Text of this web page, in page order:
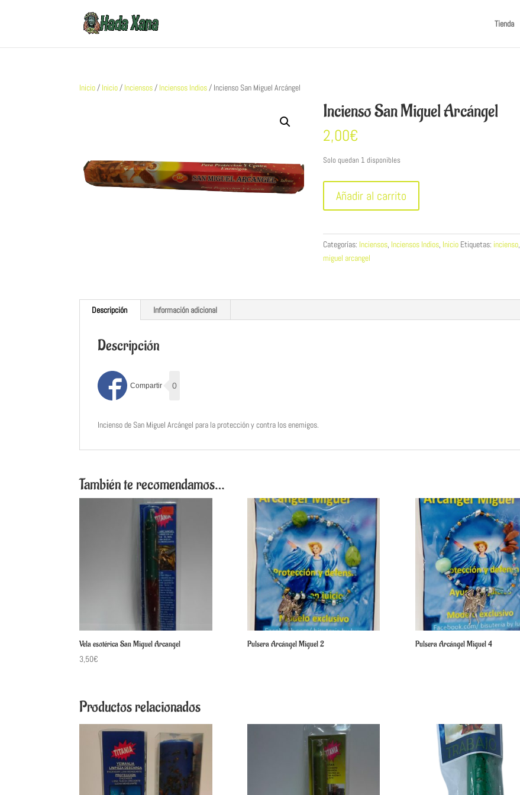
Tienda
Inicio/ Inicio/ Inciensos/ Inciensos Indios/ Incienso San Miguel Arcángel
Incienso San Miguel Arcángel
2,00€
Solo quedan 1 disponibles
Miguel
cantidad
Añadir al carrito
Categorías: Inciensos, Inciensos Indios, Inicio Etiquetas: incienso,
miguel arcangel
Descripción Información adicional
Descripción
0
Incienso de San Miguel Arcángel para la protección y contra los enemigos.
También te recomendamos…
Vela esotérica San Miguel Arcangel
3,50€
Pulsera Arcángel Miguel 2 Pulsera Arcángel Miguel 4
Productos relacionados